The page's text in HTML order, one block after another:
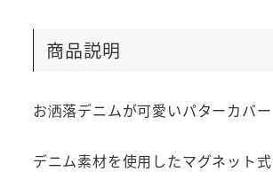
商品説明
お洒落デニムが可愛いパターカバー
デニム素材を使用したマグネット式